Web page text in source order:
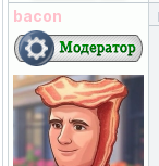
bacon